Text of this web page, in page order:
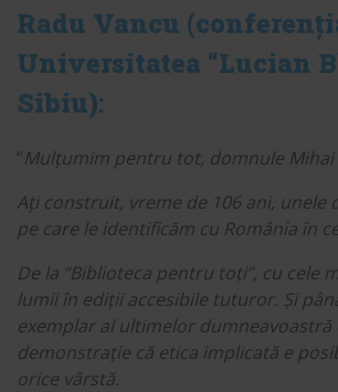
Radu Vancu
Universitatea “Lucian
Sibiu):
“Mulțumim pentru tot, domnule Mihai
Ați construit, vreme de 106 ani, unele
pe care le identificăm cu România în
De la “Biblioteca pentru toți”, cu cele
lumii în ediții accesibile tuturor. Și
exemplar al ultimelor dumneavoastră
demonstrație că etica implicată e
orice vârstă.